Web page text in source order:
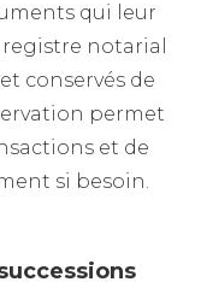
qui leur
notarial
conservés de
permet
et de
si besoin.